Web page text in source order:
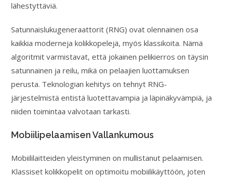
lähestyttäviä.
Satunnaislukugeneraattorit (RNG) ovat olennainen osa
kaikkia moderneja kolikkopelejä, myös klassikoita. Nämä
algoritmit varmistavat, että jokainen pelikierros on täysin
satunnainen ja reilu, mikä on pelaajien luottamuksen
perusta. Teknologian kehitys on tehnyt RNG-
järjestelmistä entistä luotettavampia ja läpinäkyvämpiä, ja
niiden toimintaa valvotaan tarkasti.
Mobiilipelaamisen Vallankumous
Mobiililaitteiden yleistyminen on mullistanut pelaamisen.
Klassiset kolikkopelit on optimoitu mobiilikäyttöön, joten